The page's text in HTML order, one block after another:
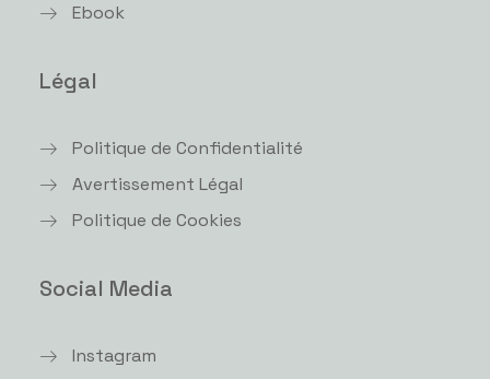
Ebook
Légal
Politique de Confidentialité
Avertissement Légal
Politique de Cookies
Social Media
Instagram